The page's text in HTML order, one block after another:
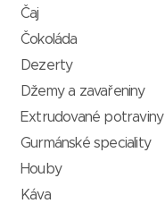
Čaj
Čokoláda
Dezerty
Džemy a zavařeniny
Extrudované potraviny
Gurmánské speciality
Houby
Káva